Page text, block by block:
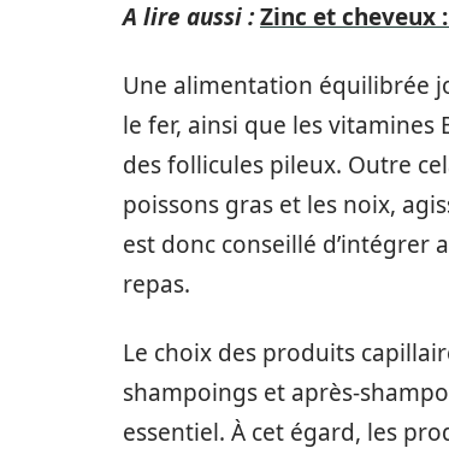
A lire aussi :Zinc et cheveux
Une alimentation équilibrée
le fer, ainsi que les
des follicules pileux. Outre
poissons gras et les noix,
est donc conseillé d’intégrer
repas.
Le choix des produits
shampoings et après-
essentiel. À cet égard, les